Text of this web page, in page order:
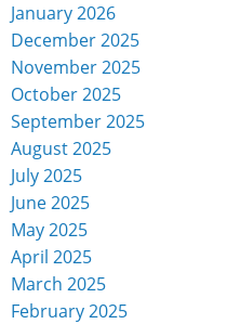
January 2026
December 2025
November 2025
October 2025
September 2025
August 2025
July 2025
June 2025
May 2025
April 2025
March 2025
February 2025